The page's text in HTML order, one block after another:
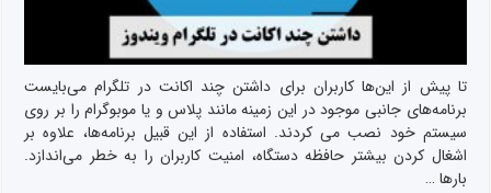
تا پیش از این‌ها کاربران برای داشتن چند اکانت در تلگرام می‌بایست
برنامه‌های جانبی موجود در این زمینه مانند پلاس و یا موبوگرام را بر روی
سیستم خود نصب می کردند. استفاده از این قبیل برنامه‌ها، علاوه بر
اشغال کردن بیشتر حافظه دستگاه، امنیت کاربران را به خطر می‌اندازد.
بارها …